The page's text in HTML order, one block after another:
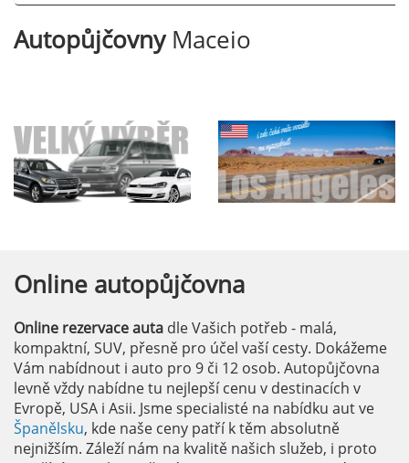
AutopůjčovnyMaceio
Online autopůjčovna
Online rezervace auta dle Vašich potřeb - malá,
kompaktní, SUV, přesně pro účel vaší cesty. Dokážeme
Vám nabídnout i auto pro 9 či 12 osob. Autopůjčovna
levně vždy nabídne tu nejlepší cenu v destinacích v
Evropě, USA i Asii. Jsme specialisté na nabídku aut ve
Španělsku, kde naše ceny patří k těm absolutně
nejnižším. Záleží nám na kvalitě našich služeb, i proto